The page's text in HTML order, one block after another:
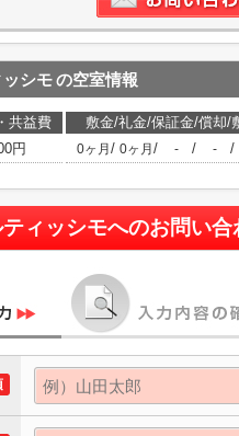
シモの空室情報
共益費 敷金/礼金/保証金/償却/
円 0ヶ月 / 0ヶ月 / - / - /
ィッシモへのお問い合